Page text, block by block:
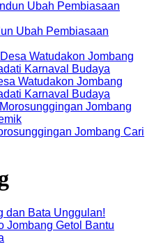
Ubah Pembiasaan
Watudakon Jombang
Karnaval Budaya
Jombang Cari